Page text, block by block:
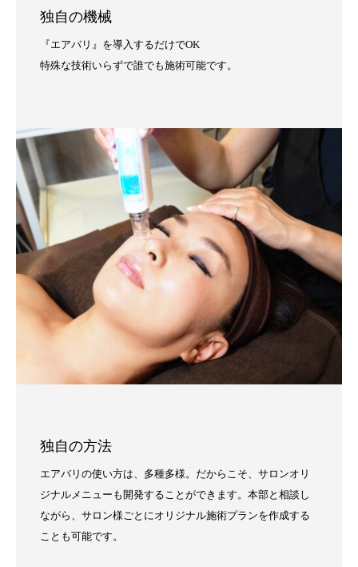
独自の機械
『エアバリ』を導入するだけでOK
特殊な技術いらずで誰でも施術可能です。
独自の方法
エアバリの使い方は、多種多様。だからこそ、サロンオリ
ジナルメニューも開発することができます。本部と相談し
ながら、サロン様ごとにオリジナル施術プランを作成する
ことも可能です。